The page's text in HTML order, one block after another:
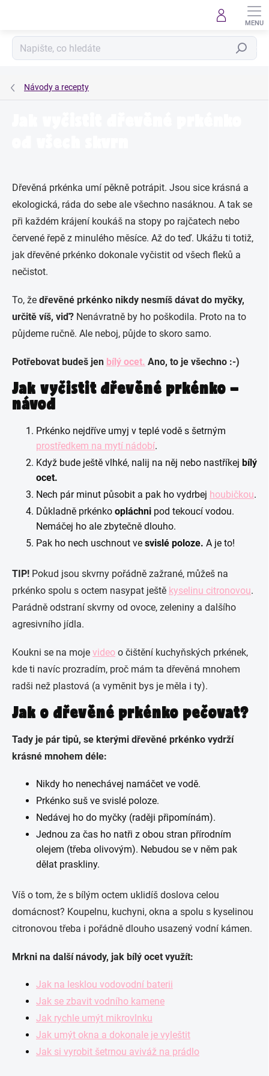
Hledat
Návody a recepty
Dřevěná prkénka umí pěkně potrápit. Jsou sice krásná a
ekologická, ráda do sebe ale všechno nasáknou. A tak se
při každém krájení koukáš na stopy po rajčatech nebo
červené řepě z minulého měsíce. Až do teď. Ukážu ti totiž,
jak dřevěné prkénko dokonale vyčistit od všech fleků a
nečistot.
To, že dřevěné prkénko nikdy nesmíš dávat do myčky,
určitě víš, viď? Nenávratně by ho poškodila. Proto na to
půjdeme ručně. Ale neboj, půjde to skoro samo.
Potřebovat budeš jen bílý ocet. Ano, to je všechno :-)
Jak vyčistit dřevěné prkénko –
návod
Prkénko nejdříve umyj v teplé vodě s šetrným
prostředkem na mytí nádobí.
Když bude ještě vlhké, nalij na něj nebo nastříkej bílý
ocet.
Nech pár minut působit a pak ho vydrbej houbičkou.
Důkladně prkénko opláchni pod tekoucí vodou.
Nemáčej ho ale zbytečně dlouho.
Pak ho nech uschnout ve svislé poloze. A je to!
TIP! Pokud jsou skvrny pořádně zažrané, můžeš na
prkénko spolu s octem nasypat ještě kyselinu citronovou.
Parádně odstraní skvrny od ovoce, zeleniny a dalšího
agresivního jídla.
Koukni se na moje video o čištění kuchyňských prkének,
kde ti navíc prozradím, proč mám ta dřevěná mnohem
radši než plastová (a vyměnit bys je měla i ty).
Jak o dřevěné prkénko pečovat?
Tady je pár tipů, se kterými dřevěné prkénko vydrží
krásné mnohem déle:
Nikdy ho nenechávej namáčet ve vodě.
Prkénko suš ve svislé poloze.
Nedávej ho do myčky (raději připomínám).
Jednou za čas ho natři z obou stran přírodním
olejem (třeba olivovým). Nebudou se v něm pak
dělat praskliny.
Víš o tom, že s bílým octem uklidíš doslova celou
domácnost? Koupelnu, kuchyni, okna a spolu s kyselinou
citronovou třeba i pořádně dlouho usazený vodní kámen.
Mrkni na další návody, jak bílý ocet využít:
Jak na lesklou vodovodní baterii
Jak se zbavit vodního kamene
Jak rychle umýt mikrovlnku
Jak umýt okna a dokonale je vyleštit
Jak si vyrobit šetrnou aviváž na prádlo